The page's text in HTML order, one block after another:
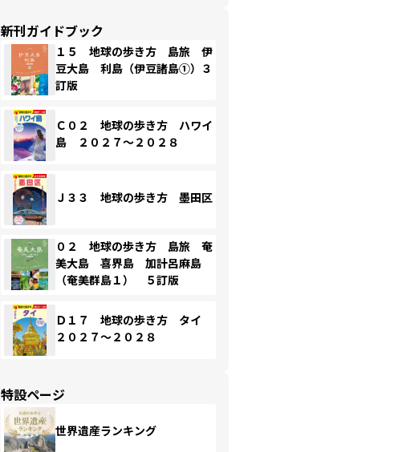
新刊ガイドブック
１５ 地球の歩き方 島旅 伊
豆大島 利島（伊豆諸島①）３
訂版
Ｃ０２ 地球の歩き方 ハワイ
島 ２０２７～２０２８
Ｊ３３ 地球の歩き方 墨田区
０２ 地球の歩き方 島旅 奄
美大島 喜界島 加計呂麻島
（奄美群島１） ５訂版
Ｄ１７ 地球の歩き方 タイ
２０２７～２０２８
特設ページ
世界遺産ランキング